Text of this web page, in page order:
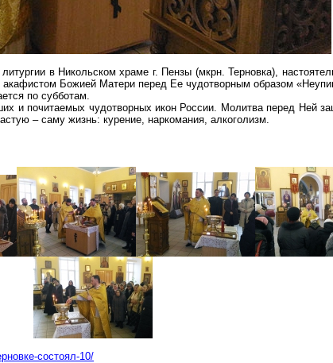
в Никольском храме г. Пензы (мкрн. Терновка),
Божией Матери перед Ее чудотворным образом «
по субботам.
и почитаемых чудотворных икон России. Молитва перед Ней
– саму жизнь: курение, наркомания, алкоголизм.
состоял-10/